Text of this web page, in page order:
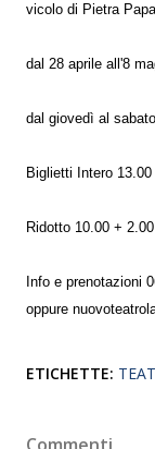
vicolo di Pietra
dal 28 aprile all'8
dal giovedì al
Biglietti Intero
Ridotto 10.00 +
Info e prenotazioni
oppure
ETICHETTE:
Commenti